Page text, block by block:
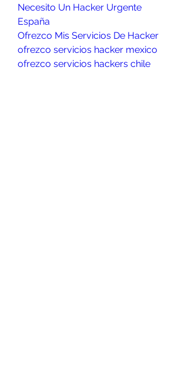
Necesito Un Hacker Urgente
España
Ofrezco Mis Servicios De Hacker
ofrezco servicios hacker mexico
ofrezco servicios hackers chile